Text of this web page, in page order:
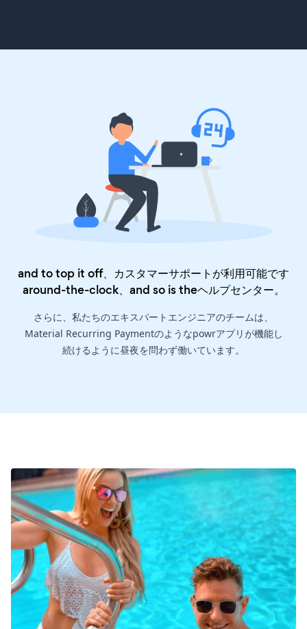
and to top it off、カスタマーサポートが利用可能です
around-the-clock、and so is theヘルプセンター。
さらに、私たちのエキスパートエンジニアのチームは、
Material Recurring Paymentのようなpowrアプリが機能し
続けるように昼夜を問わず働いています。